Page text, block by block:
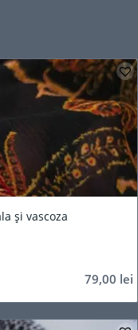
și vascoza
79,00 lei